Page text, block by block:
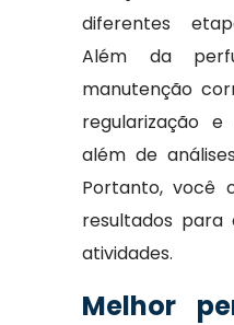
diferentes
Além da
manutenção
regularização
além de
Portanto, você
resultados para
atividades.
Melhor